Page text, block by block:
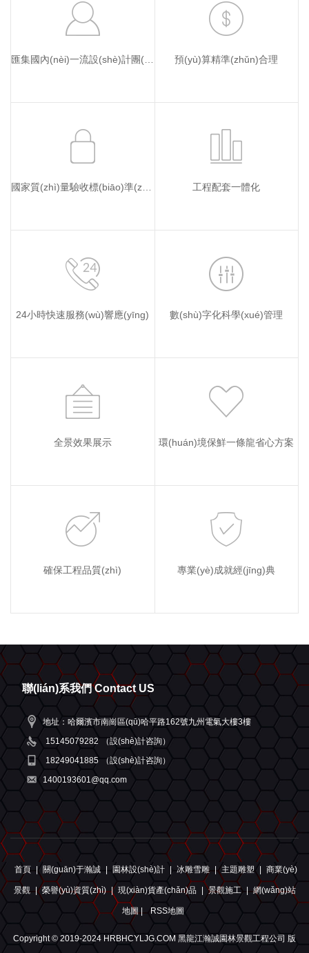
預(yù)算精準(zhǔn)合理
工程配套一體化
24小時快速服務(wù)響應(yīng) 數(shù)字化科學(xué)管理
全景效果展示 環(huán)境保鮮一條龍省心方案
確保工程品質(zhì) 專業(yè)成就經(jīng)典
聯(lián)系我們 Contact US
地址：哈爾濱市南崗區(qū)哈平路162號九州電氣大樓3樓
15145079282
（設(shè)計咨詢）
18249041885
（設(shè)計咨詢）
1400193601@qq.com
首頁 關(guān)于瀚誠 園林設(shè)計 冰雕雪雕 主題雕塑 | 商業(yè)
景觀 | 榮譽(yù)資質(zhì) | 現(xiàn)貨產(chǎn)品 景觀施工 網(wǎng)站
地圖 | RSS地圖
Copyright © 2019-2024 HRBHCYLJG.COM 黑龍江瀚誠園林景觀工程公司 版